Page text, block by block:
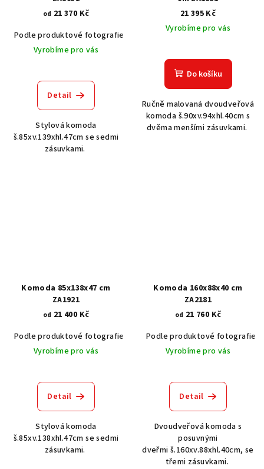
od 21 370 Kč
Podle produktové fotografie
Akát vintage BT1551
Vyrobíme pro vás
Detail
Stylová komoda
š.85xv.139xhl.47cm se sedmi
zásuvkami.
21 395 Kč
Vyrobíme pro vás
Do košíku
Ručně malovaná dvoudveřová
komoda š.90xv.94xhl.40cm s
dvěma menšími zásuvkami.
Komoda 85x138x47 cm
ZA1921
od 21 400 Kč
Podle produktové fotografie
Akát vintage BT1551
Dub světlý
Vyrobíme pro vás
Detail
Stylová komoda
š.85xv.138xhl.47cm se sedmi
zásuvkami.
Komoda 160x88x40 cm
ZA2181
od 21 760 Kč
Podle produktové fotografie
Vyrobíme pro vás
Detail
Dvoudveřová komoda s
posuvnými
dveřmi š.160xv.88xhl.40cm, se
třemi zásuvkami.